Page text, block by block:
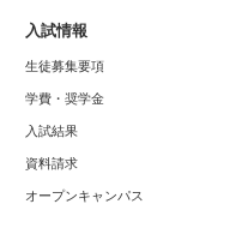
入試情報
生徒募集要項
学費・奨学金
入試結果
資料請求
オープンキャンパス